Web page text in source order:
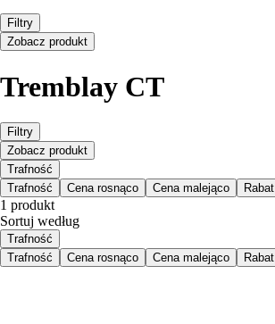
Filtry
Zobacz produkt
Tremblay CT
Filtry
Zobacz produkt
Trafność
Trafność
Cena rosnąco Cena malejąco Rabat
1 produkt
Sortuj według
Trafność
Trafność
Cena rosnąco Cena malejąco Rabat